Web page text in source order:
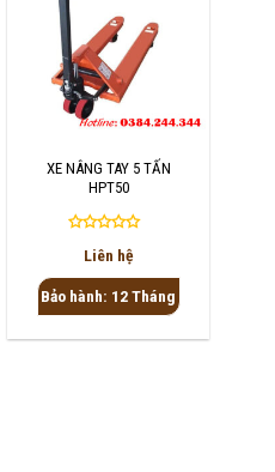
XE NÂNG TAY 5 TẤN
HPT50
Được
hạng
0
sao
Liên hệ
Bảo hành: 12 Tháng